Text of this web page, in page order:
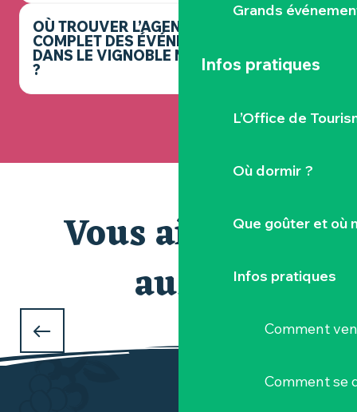
Grands
Infos pratiques
L’Office de
Où dormir ?
Que goûter et où
Infos pratiques
Comment
Comment se
OÙ TROUVER L’AGENDA
COMPLET DES ÉVÉNEMENTS
DANS LE VIGNOBLE NANTAIS
?
Vous aimerez
aussi
QUE FAIRE PENDANT LES VACANCES
D'AVRIL